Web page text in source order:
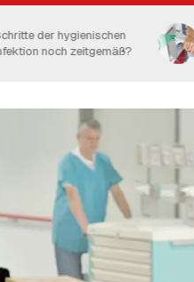
Händedesinfektion: Auf
kommt es an